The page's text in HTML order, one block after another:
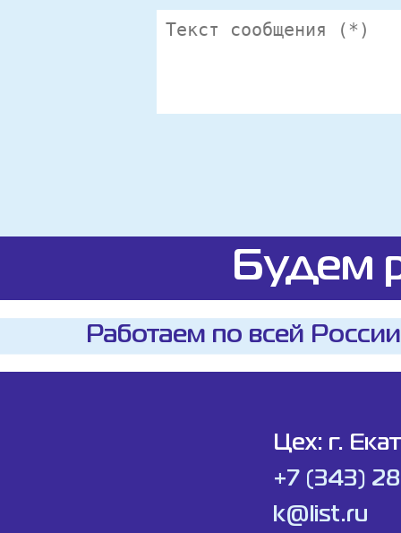
Будем
Работаем по всей
Цех: г.
+7 (343)
k@list.ru